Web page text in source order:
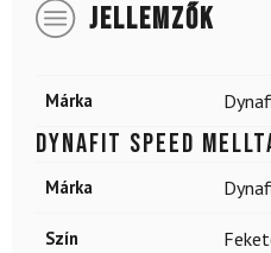
JELLEMZŐK
Márka
DYNAFIT Speed
Márka
Szín